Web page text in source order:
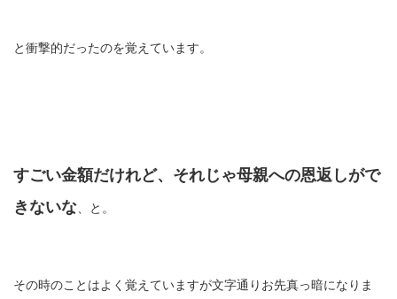
と衝撃的だったのを覚えています。
すごい金額だけれど、それじゃ母親への恩返しがで
きないな 、と。
その時のことはよく覚えていますが文字通りお先真っ暗になりま